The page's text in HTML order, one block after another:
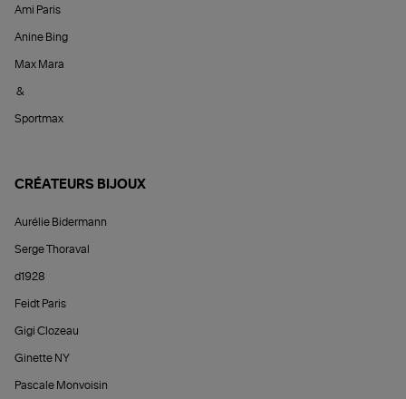
Ami Paris
Anine Bing
Max Mara
&
Sportmax
CRÉATEURS BIJOUX
Aurélie Bidermann
Serge Thoraval
d1928
Feidt Paris
Gigi Clozeau
Ginette NY
Pascale Monvoisin